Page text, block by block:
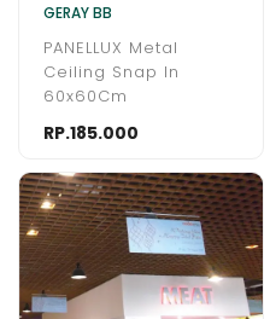
GERAY BB
PANELLUX Metal
Ceiling Snap In
60x60Cm
RP.185.000